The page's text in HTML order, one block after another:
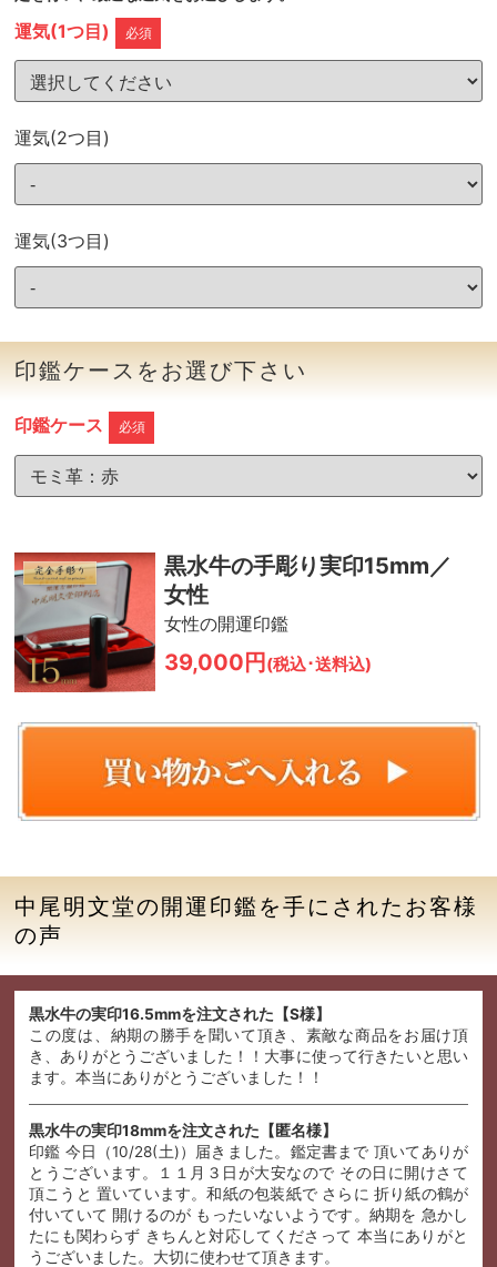
運気(1つ目) 必須
運気(2つ目)
運気(3つ目)
印鑑ケースをお選び下さい
印鑑ケース 必須
黒水牛の手彫り実印15mm／
女性
女性の開運印鑑
39,000円 (税込･送料込)
中尾明文堂の開運印鑑を手にされたお客様
の声
黒水牛の実印16.5mmを注文された【S様】
この度は、納期の勝手を聞いて頂き、素敵な商品をお届け頂
き、ありがとうございました！！大事に使って行きたいと思い
ます。本当にありがとうございました！！
黒水牛の実印18mmを注文された【匿名様】
印鑑 今日（10/28(土)）届きました。鑑定書まで 頂いてありが
とうございます。１１月３日が大安なので その日に開けさて
頂こうと 置いています。和紙の包装紙で さらに 折り紙の鶴が
付いていて 開けるのが もったいないようです。納期を 急かし
たにも関わらず きちんと対応してくださって 本当にありがと
うございました。大切に使わせて頂きます。